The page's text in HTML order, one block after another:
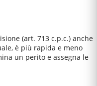
(art. 713 c.p.c.) anche
è più rapida e meno
un perito e assegna le